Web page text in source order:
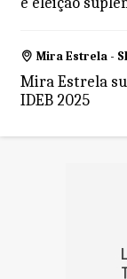
Mira Estrela -
Mira Estrela
IDEB 2025